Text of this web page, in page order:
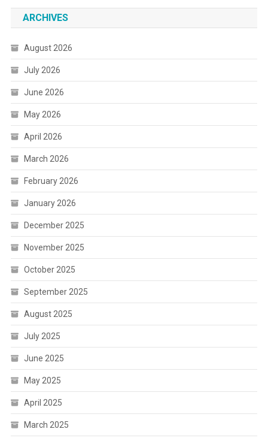
ARCHIVES
August 2026
July 2026
June 2026
May 2026
April 2026
March 2026
February 2026
January 2026
December 2025
November 2025
October 2025
September 2025
August 2025
July 2025
June 2025
May 2025
April 2025
March 2025